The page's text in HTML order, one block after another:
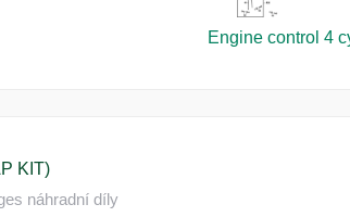
Engine control 4
KIT)
náhradní díly